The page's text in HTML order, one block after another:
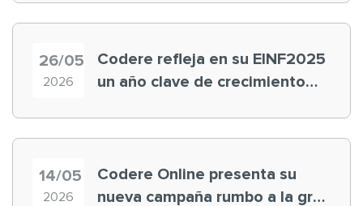
26/05
2026
Codere refleja en su EINF2025
un año clave de crecimiento
14/05
2026
Codere Online presenta su
nueva campaña rumbo a la gran